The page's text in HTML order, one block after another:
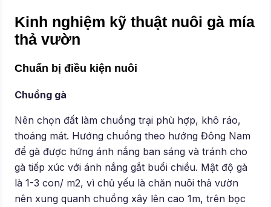
Kinh nghiệm kỹ thuật nuôi gà mía
thả vườn
Chuẩn bị điều kiện nuôi
Chuồng gà
Nên chọn đất làm chuồng trại phù hợp, khô ráo,
thoáng mát. Hướng chuồng theo hướng Đông Nam
để gà được hứng ánh nắng ban sáng và tránh cho
gà tiếp xúc với ánh nắng gắt buổi chiều. Mật độ gà
là 1-3 con/ m2, vì chủ yếu là chăn nuôi thả vườn
nên xung quanh chuồng xây lên cao 1m, trên bọc